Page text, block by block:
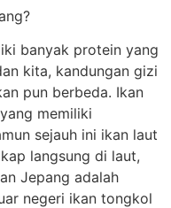
banyak protein yang
kita, kandungan gizi
pun berbeda. Ikan
memiliki
sejauh ini ikan laut
langsung di laut,
Jepang adalah
negeri ikan tongkol